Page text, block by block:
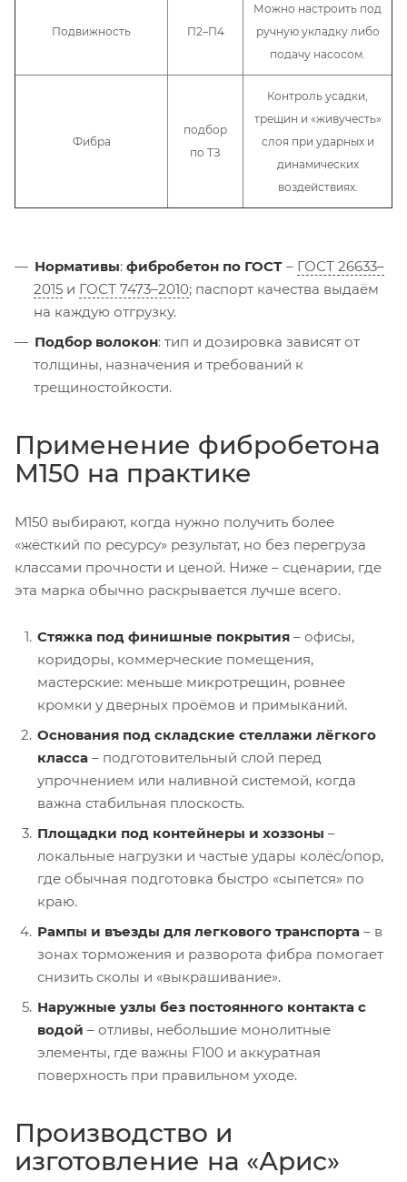
Подвижность П2–П4
Можно настроить под
ручную укладку либо
подачу насосом.
Фибра
подбор
по ТЗ
Контроль усадки,
трещин и «живучесть»
слоя при ударных и
динамических
воздействиях.
Нормативы: фибробетон по ГОСТ – ГОСТ 26633–
2015 и ГОСТ 7473–2010; паспорт качества выдаём
на каждую отгрузку.
Подбор волокон: тип и дозировка зависят от
толщины, назначения и требований к
трещиностойкости.
Применение фибробетона
М150 на практике
М150 выбирают, когда нужно получить более
«жёсткий по ресурсу» результат, но без перегруза
классами прочности и ценой. Ниже – сценарии, где
эта марка обычно раскрывается лучше всего.
Стяжка под финишные покрытия – офисы,
коридоры, коммерческие помещения,
мастерские: меньше микротрещин, ровнее
кромки у дверных проёмов и примыканий.
Основания под складские стеллажи лёгкого
класса – подготовительный слой перед
упрочнением или наливной системой, когда
важна стабильная плоскость.
Площадки под контейнеры и хоззоны –
локальные нагрузки и частые удары колёс/опор,
где обычная подготовка быстро «сыпется» по
краю.
Рампы и въезды для легкового транспорта – в
зонах торможения и разворота фибра помогает
снизить сколы и «выкрашивание».
Наружные узлы без постоянного контакта с
водой – отливы, небольшие монолитные
элементы, где важны F100 и аккуратная
поверхность при правильном уходе.
Производство и
изготовление на «Арис»